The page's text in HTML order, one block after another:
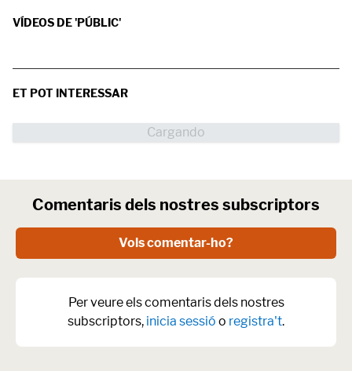
VÍDEOS DE 'PÚBLIC'
ET POT INTERESSAR
Comentaris dels nostres subscriptors
Vols comentar-ho?
Per veure els comentaris dels nostres
subscriptors, inicia sessió o registra't.